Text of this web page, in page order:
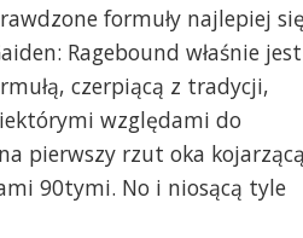
formuły najlepiej się
Ragebound właśnie jest
czerpiącą z tradycji,
względami do
pierwszy rzut oka kojarzącą
90tymi. No i niosącą tyle